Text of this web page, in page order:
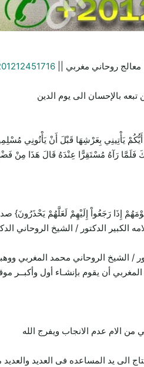
روحاني مغربي ||
بالإحسان الى يوم الدين
يَأْتِينِي بِعَرْشِهَا قَبْلَ أَنْ
فَلَمَّا رَآهُ مُسْتَقِرًّا عِنْدَهُ قَالَ هَذَا
إِذَا رَجَعُواْ إِلَيْهِمْ لَعَلَّهُمْ يَحْذَرُونَ}
الكبير الدكتور / الشيخ
/ الشيخ الروحاني محمد المغربي
أن يقوم بإنشـاء أول
الام عدم الانجاب ويفرج الله
يد المساعده فى العديد والعديد